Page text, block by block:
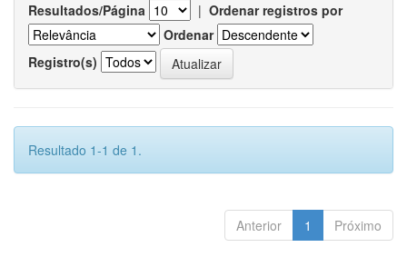
Resultados/Página | Ordenar registros por
Ordenar
Registro(s)
Resultado 1-1 de 1.
Anterior 1 Próximo